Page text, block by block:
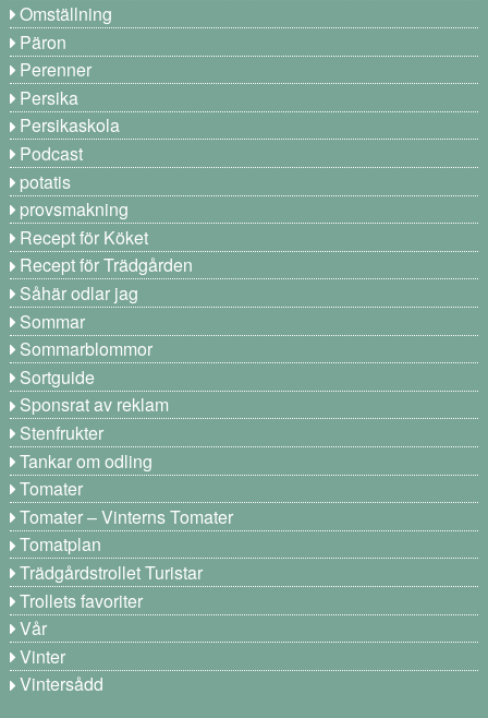
Omställning
Päron
Perenner
Persika
Persikaskola
Podcast
potatis
provsmakning
Recept för Köket
Recept för Trädgården
Såhär odlar jag
Sommar
Sommarblommor
Sortguide
Sponsrat av reklam
Stenfrukter
Tankar om odling
Tomater
Tomater – Vinterns Tomater
Tomatplan
Trädgårdstrollet Turistar
Trollets favoriter
Vår
Vinter
Vintersådd